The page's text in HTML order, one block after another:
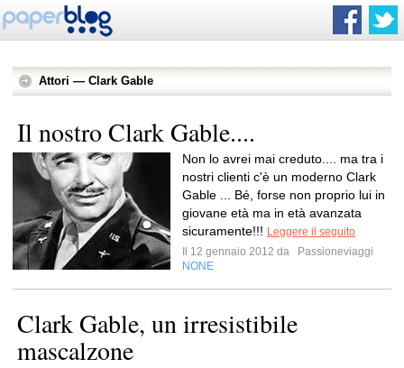
Attori — Clark Gable
Il nostro Clark Gable....
Non lo avrei mai creduto.... ma tra i
nostri clienti c'è un moderno Clark
Gable ... Bé, forse non proprio lui in
giovane età ma in età avanzata
sicuramente!!! Leggere il seguito
Il 12 gennaio 2012 da
Passioneviaggi
NONE
Clark Gable, un irresistibile
mascalzone